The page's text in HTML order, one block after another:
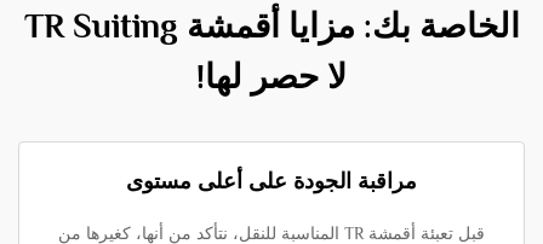
الخاصة بك: مزايا أقمشة TR Suiting
لا حصر لها!
مراقبة الجودة على أعلى مستوى
قبل تعبئة أقمشة TR المناسبة للنقل، نتأكد من أنها، كغيرها من